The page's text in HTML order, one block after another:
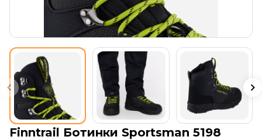
Finntrail Ботинки Sportsman 5198